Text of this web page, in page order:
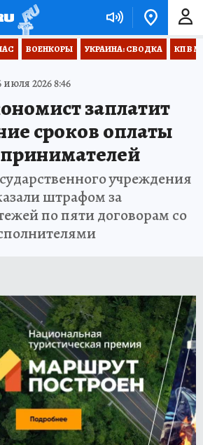
ВОЕНКОРЫ УКРАИНА: СВОДКА КП В
июля 2026 8:46
заплатит
сроков оплаты
учреждения
штрафом за
по пяти договорам со